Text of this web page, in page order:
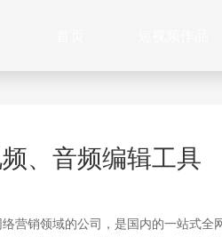
、音频编辑工具
营销领域的公司，是国内的一站式全